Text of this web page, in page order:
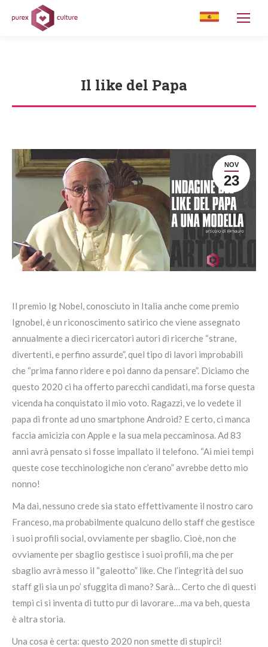
Il like del Papa
You are here:
NOV
23
Il premio Ig Nobel, conosciuto in Italia anche come premio
Ignobel, è un riconoscimento satirico che viene assegnato
annualmente a dieci ricercatori autori di ricerche “strane,
divertenti, e perfino assurde”, quel tipo di lavori improbabili
che “prima fanno ridere e poi danno da pensare”. Diciamo che
questo 2020 ci ha offerto parecchi candidati, ma forse questa
vicenda ha conquistato il mio voto. Ragazzi, ve lo vedete il
papa di fronte ad uno smartphone Android? E certo, ci manca
faccia amicizia con Apple e la sua mela peccaminosa. Ad 83
anni avrà pensato si fosse impallato il telefono. “Ai miei tempi
queste cose tecchinologiche non c’erano” avrebbe detto mio
nonno!
Ma dai, nessuno crede sia stato effettivamente il nostro caro
Franceso, ma probabilmente qualcuno dello staff che gestisce
i suoi profili social, ovviamente per sbaglio. Cioè, non che
ovviamente per sbaglio gestisce i suoi profili, ma che per
sbaglio avrà messo il “galeotto” like. Che l’integrità del suo
staff gli sia un po’ sfuggita di mano? Sarà… Certo che di questi
tempi ci si inventa di tutto pur di lavorare…ma va beh, questa
è altra storia.
Una cosa è certa: questo 2020 non smette di stupirci!